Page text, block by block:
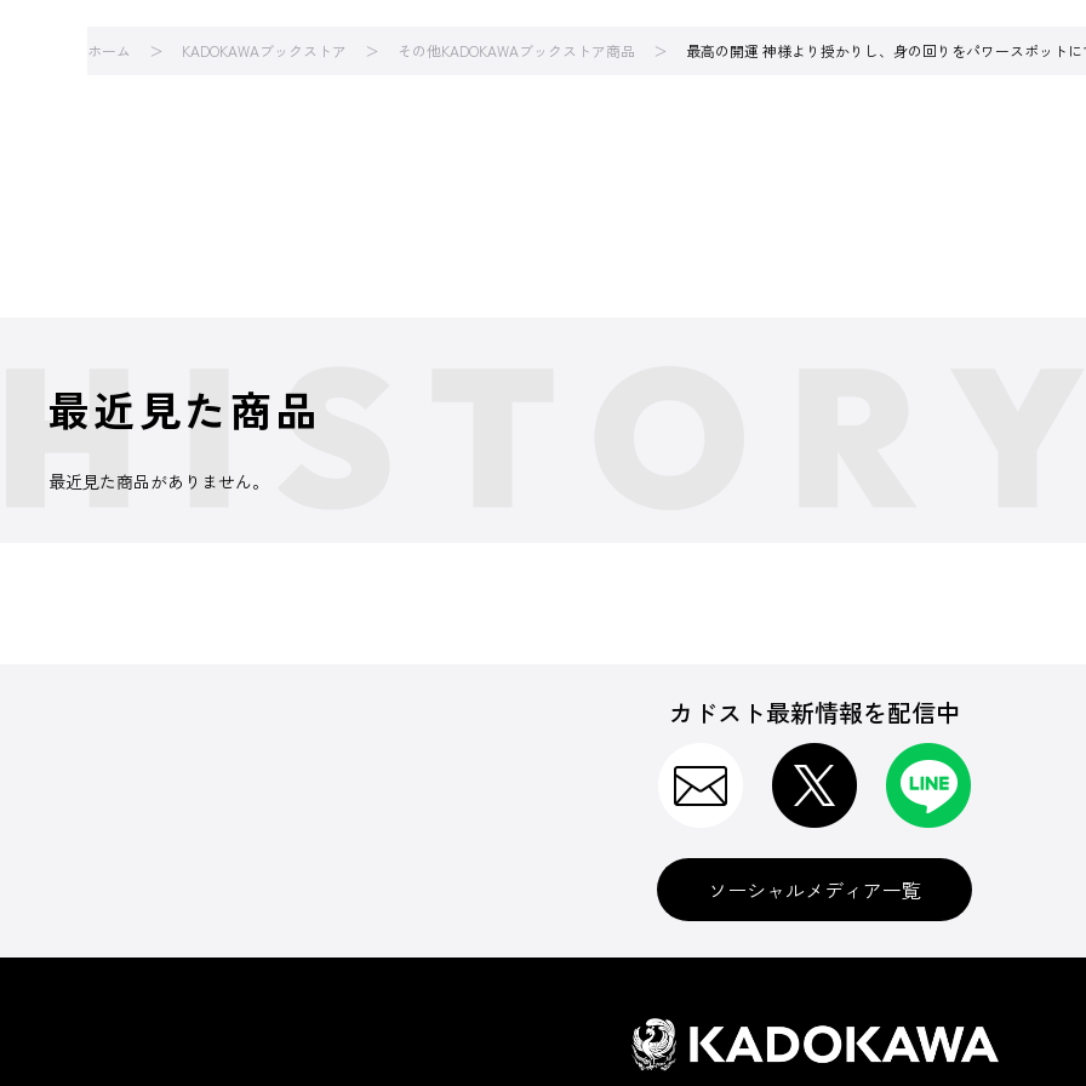
ホーム KADOKAWAブックストア その他KADOKAWAブックストア商品 最高の開運 神様より授かりし、身の回りをパワースポット
最近見た商品
最近見た商品がありません。
カドスト最新情報を配信中
ソーシャルメディア一覧